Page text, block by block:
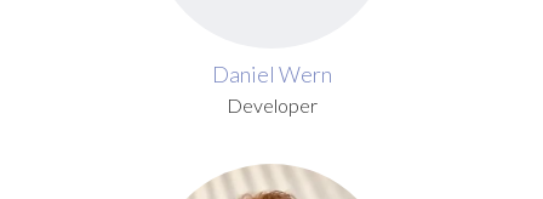
Daniel Wern
Developer